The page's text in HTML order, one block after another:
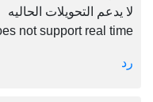
لا يدعم التحويلات الحاليه
not support real time
رد